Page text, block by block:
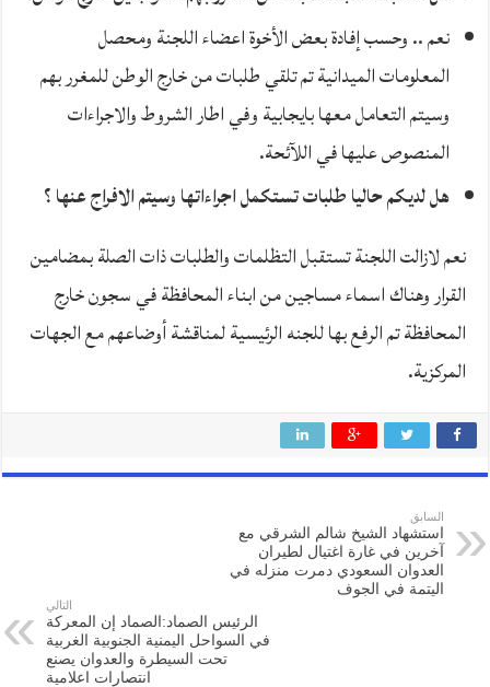
نعم .. وحسب إفادة بعض الأخوة اعضاء اللجنة ومحصل
المعلومات الميدانية تم تلقي طلبات من خارج الوطن للمغرر بهم
وسيتم التعامل معها بايجابية وفي اطار الشروط والاجراءات
المنصوص عليها في اللآئحة.
هل لديكم حاليا طلبات تستكمل اجراءاتها وسيتم الافراج عنها ؟
نعم لازالت اللجنة تستقبل التظلمات والطلبات ذات الصلة بمضامين
القرار وهناك اسماء مساجين من ابناء المحافظة في سجون خارج
المحافظة تم الرفع بها للجنه الرئيسية لمناقشة أوضاعهم مع الجهات
المركزية.
السابق
استشهاد الشيخ شالم الشرقي مع
آخرين في غارة اغتيال لطيران
العدوان السعودي دمرت منزله في
اليتمة في الجوف
التالي
الرئيس الصماد:الصماد إن المعركة
في السواحل اليمنية الجنوبية الغربية
تحت السيطرة والعدوان يصنع
انتصارات اعلامية